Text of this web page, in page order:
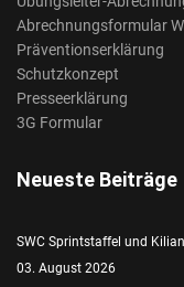
Abrechnungsformular
Präventionserklärung
Schutzkonzept
Presseerklärung
3G Formular
Neueste Beiträge
SWC Sprintstaffel und
03. August 2026